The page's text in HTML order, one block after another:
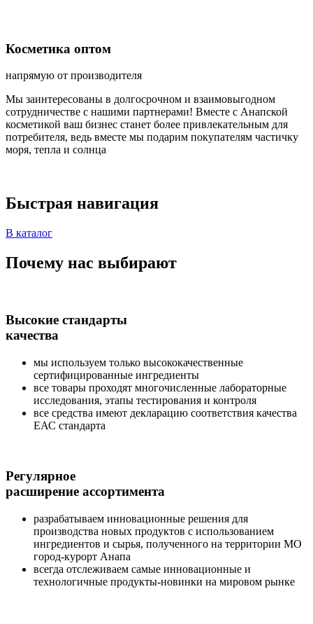
Косметика оптом
напрямую от производителя
Мы заинтересованы в долгосрочном и взаимовыгодном
сотрудничестве с нашими партнерами! Вместе с Анапской
косметикой ваш бизнес станет более привлекательным для
потребителя, ведь вместе мы подарим покупателям частичку
моря, тепла и солнца
Быстрая навигация
В каталог
Почему нас выбирают
Высокие стандарты
качества
мы используем только высококачественные
сертифицированные ингредиенты
все товары проходят многочисленные лабораторные
исследования, этапы тестирования и контроля
все средства имеют декларацию соответствия качества
ЕАС стандарта
Регулярное
расширение ассортимента
разрабатываем инновационные решения для
производства новых продуктов с использованием
ингредиентов и сырья, полученного на территории МО
город-курорт Анапа
всегда отслеживаем самые инновационные и
технологичные продукты-новинки на мировом рынке